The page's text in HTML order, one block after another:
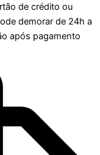
de crédito ou
demorar de 24h a
após pagamento